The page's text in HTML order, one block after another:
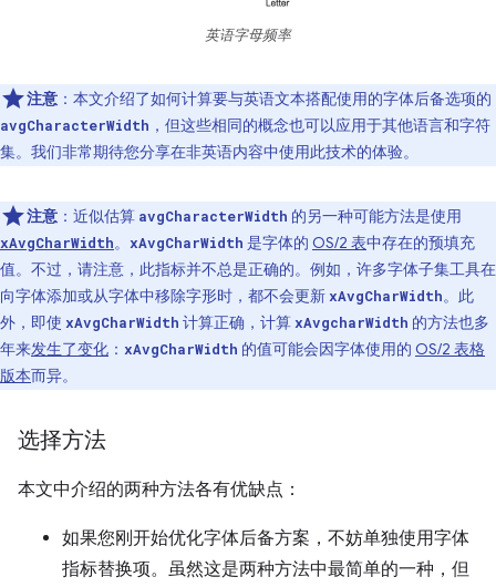
英语字母频率
注意 ：本文介绍了如何计算要与英语文本搭配使用的字体后备选项的
avgCharacterWidth ，但这些相同的概念也可以应用于其他语言和字符
集。我们非常期待您分享在非英语内容中使用此技术的体验。
注意 ：近似估算 avgCharacterWidth 的另一种可能方法是使用
xAvgCharWidth。 xAvgCharWidth 是字体的 OS/2 表中存在的预填充
值。不过，请注意，此指标并不总是正确的。例如，许多字体子集工具在
向字体添加或从字体中移除字形时，都不会更新 xAvgCharWidth。此
外，即使 xAvgCharWidth 计算正确，计算 xAvgcharWidth 的方法也多
年来发生了变化 ： xAvgCharWidth 的值可能会因字体使用的 OS/2 表格
版本而异。
选择方法
本文中介绍的两种方法各有优缺点：
如果您刚开始优化字体后备方案，不妨单独使用字体
指标替换项。虽然这是两种方法中最简单的一种，但